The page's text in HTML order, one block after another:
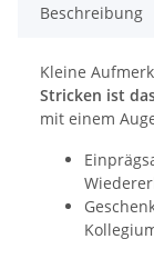
Beschreibung
Kleine
Stricken ist
mit einem